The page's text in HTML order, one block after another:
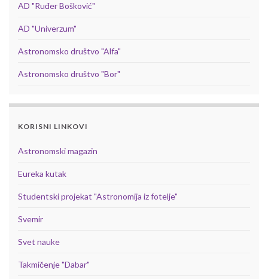
AD "Ruđer Bošković"
AD "Univerzum"
Astronomsko društvo "Alfa"
Astronomsko društvo "Bor"
KORISNI LINKOVI
Astronomski magazin
Eureka kutak
Studentski projekat "Astronomija iz fotelje"
Svemir
Svet nauke
Takmičenje "Dabar"